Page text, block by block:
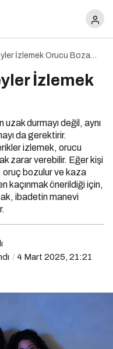
İzlemek Orucu Bozar
İzlemek
durmayı değil, aynı
da gerektirir.
izlemek, orucu
zarar verebilir. Eğer kişi
oruç bozulur ve kaza
kaçınmak önerildiği için,
ibadetin manevi
4 Mart 2025, 21:21
Orucu Bozar